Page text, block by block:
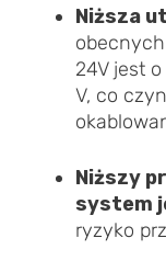
Niższa
24V jest
V, co
Niższy
system
ryzyko